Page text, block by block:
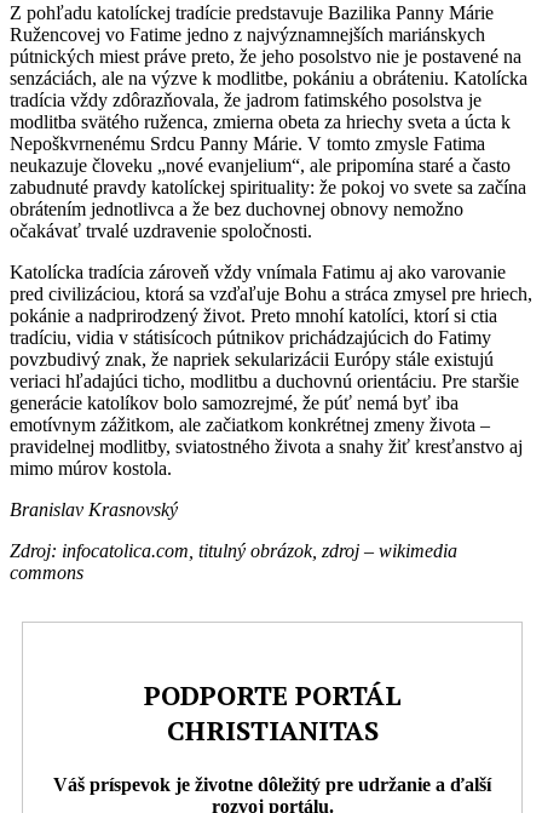
Z pohľadu katolíckej tradície predstavuje Bazilika Panny Márie
Ružencovej vo Fatime jedno z najvýznamnejších mariánskych
pútnických miest práve preto, že jeho posolstvo nie je postavené na
senzáciách, ale na výzve k modlitbe, pokániu a obráteniu. Katolícka
tradícia vždy zdôrazňovala, že jadrom fatimského posolstva je
modlitba svätého ruženca, zmierna obeta za hriechy sveta a úcta k
Nepoškvrnenému Srdcu Panny Márie. V tomto zmysle Fatima
neukazuje človeku „nové evanjelium“, ale pripomína staré a často
zabudnuté pravdy katolíckej spirituality: že pokoj vo svete sa začína
obrátením jednotlivca a že bez duchovnej obnovy nemožno
očakávať trvalé uzdravenie spoločnosti.
Katolícka tradícia zároveň vždy vnímala Fatimu aj ako varovanie
pred civilizáciou, ktorá sa vzďaľuje Bohu a stráca zmysel pre hriech,
pokánie a nadprirodzený život. Preto mnohí katolíci, ktorí si ctia
tradíciu, vidia v státisícoch pútnikov prichádzajúcich do Fatimy
povzbudivý znak, že napriek sekularizácii Európy stále existujú
veriaci hľadajúci ticho, modlitbu a duchovnú orientáciu. Pre staršie
generácie katolíkov bolo samozrejmé, že púť nemá byť iba
emotívnym zážitkom, ale začiatkom konkrétnej zmeny života –
pravidelnej modlitby, sviatostného života a snahy žiť kresťanstvo aj
mimo múrov kostola.
Branislav Krasnovský
Zdroj: infocatolica.com, titulný obrázok, zdroj – wikimedia
commons
PODPORTE PORTÁL
CHRISTIANITAS
Váš príspevok je životne dôležitý pre udržanie a ďalší
rozvoj portálu.